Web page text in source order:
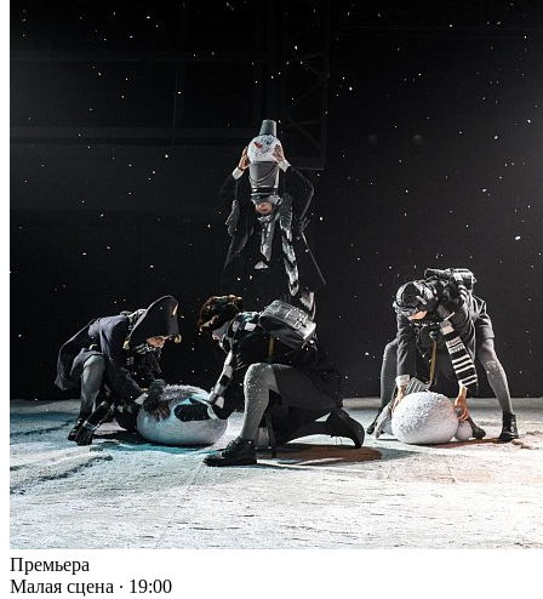
Премьера
Малая сцена ∙ 19:00